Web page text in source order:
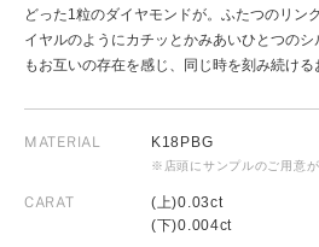
どった1粒のダイヤモンドが。ふたつのリン
イヤルのようにカチッとかみあいひとつの
もお互いの存在を感じ、同じ時を刻み続ける
MATERIAL K18PBG
※店頭にサンプルのご用意が
CARAT
(上)0.03ct
(下)0.004ct